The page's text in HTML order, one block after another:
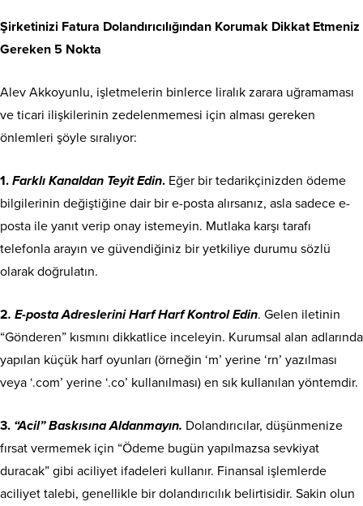
Şirketinizi Fatura Dolandırıcılığından Korumak Dikkat Etmeniz
Gereken 5 Nokta
Alev Akkoyunlu, işletmelerin binlerce liralık zarara uğramaması
ve ticari ilişkilerinin zedelenmemesi için alması gereken
önlemleri şöyle sıralıyor:
1. Farklı Kanaldan Teyit Edin. Eğer bir tedarikçinizden ödeme
bilgilerinin değiştiğine dair bir e-posta alırsanız, asla sadece e-
posta ile yanıt verip onay istemeyin. Mutlaka karşı tarafı
telefonla arayın ve güvendiğiniz bir yetkiliye durumu sözlü
olarak doğrulatın.
2. E-posta Adreslerini Harf Harf Kontrol Edin. Gelen iletinin
“Gönderen” kısmını dikkatlice inceleyin. Kurumsal alan adlarında
yapılan küçük harf oyunları (örneğin ‘m’ yerine ‘rn’ yazılması
veya ‘.com’ yerine ‘.co’ kullanılması) en sık kullanılan yöntemdir.
3. “Acil” Baskısına Aldanmayın. Dolandırıcılar, düşünmenize
fırsat vermemek için “Ödeme bugün yapılmazsa sevkiyat
duracak” gibi aciliyet ifadeleri kullanır. Finansal işlemlerde
aciliyet talebi, genellikle bir dolandırıcılık belirtisidir. Sakin olun